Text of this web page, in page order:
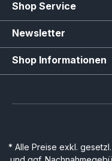
Shop Service
Newsletter
Shop Informationen
* Alle Preise exkl.